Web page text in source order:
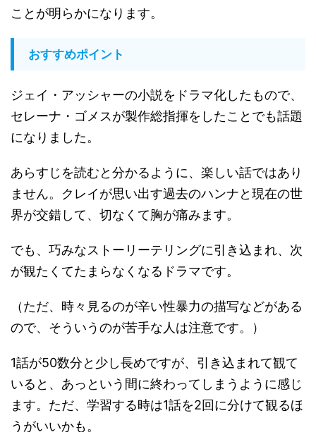
ことが明らかになります。
おすすめポイント
ジェイ・アッシャーの小説をドラマ化したもので、
セレーナ・ゴメスが製作総指揮をしたことでも話題
になりました。
あらすじを読むと分かるように、楽しい話ではあり
ません。クレイが思い出す過去のハンナと現在の世
界が交錯して、切なくて胸が痛みます。
でも、巧みなストーリーテリングに引き込まれ、次
が観たくてたまらなくなるドラマです。
（ただ、時々見るのが辛い性暴力の描写などがある
ので、そういうのが苦手な人は注意です。）
1話が50数分と少し長めですが、引き込まれて観て
いると、あっという間に終わってしまうように感じ
ます。ただ、学習する時は1話を2回に分けて観るほ
うがいいかも。